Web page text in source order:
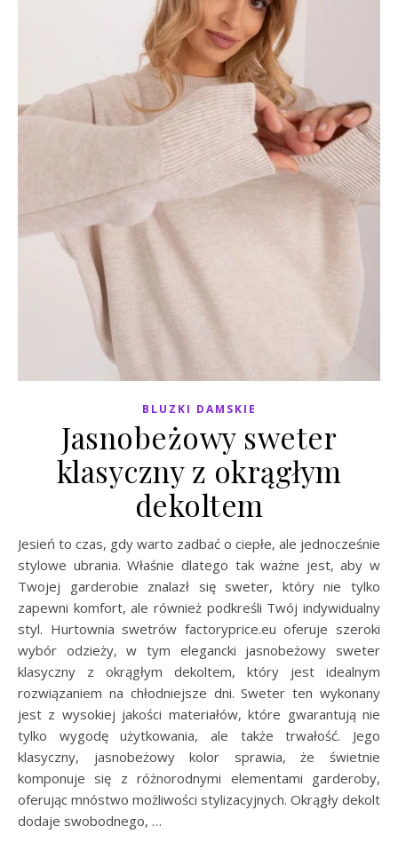
BLUZKI DAMSKIE
Jasnobeżowy sweter
klasyczny z okrągłym
dekoltem
Jesień to czas, gdy warto zadbać o ciepłe, ale jednocześnie
stylowe ubrania. Właśnie dlatego tak ważne jest, aby w
Twojej garderobie znalazł się sweter, który nie tylko
zapewni komfort, ale również podkreśli Twój indywidualny
styl. Hurtownia swetrów factoryprice.eu oferuje szeroki
wybór odzieży, w tym elegancki jasnobeżowy sweter
klasyczny z okrągłym dekoltem, który jest idealnym
rozwiązaniem na chłodniejsze dni. Sweter ten wykonany
jest z wysokiej jakości materiałów, które gwarantują nie
tylko wygodę użytkowania, ale także trwałość. Jego
klasyczny, jasnobeżowy kolor sprawia, że świetnie
komponuje się z różnorodnymi elementami garderoby,
oferując mnóstwo możliwości stylizacyjnych. Okrągły dekolt
dodaje swobodnego, …